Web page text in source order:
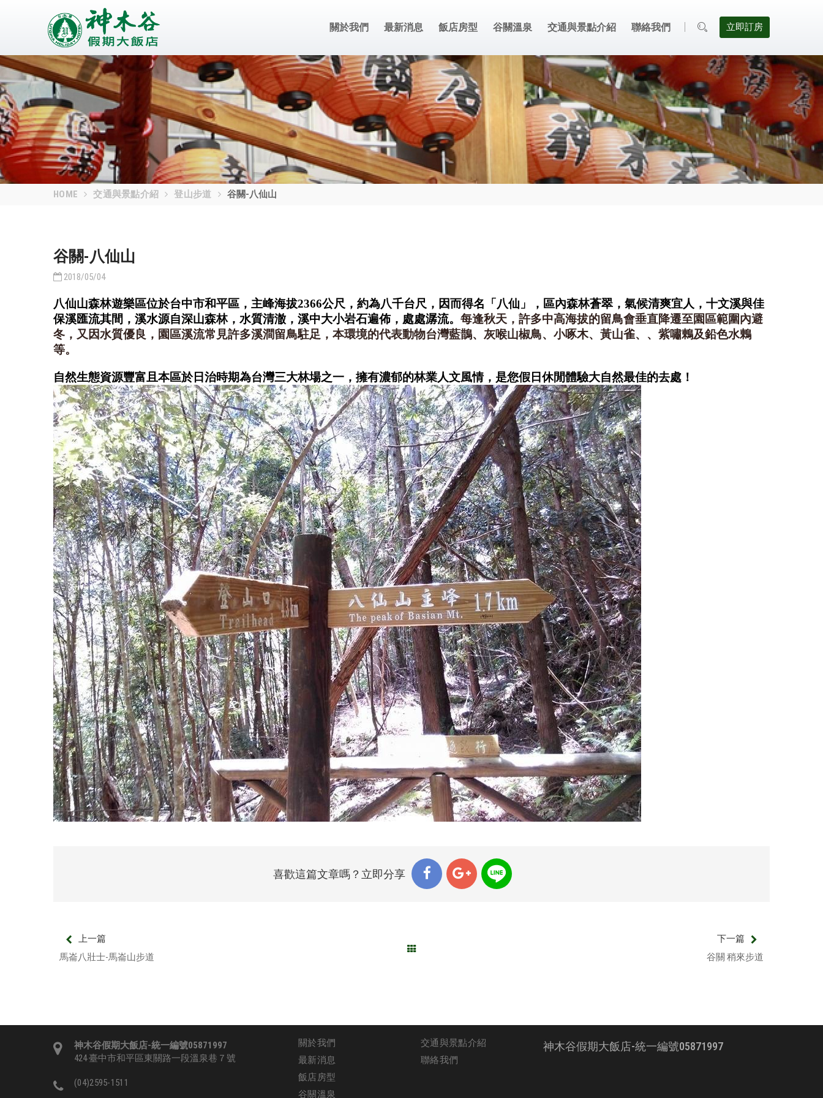
關於我們 最新消息 飯店房型 谷關溫泉 交通與景點介紹 聯絡我們 立即訂房
HOME 交通與景點介紹 登山步道 谷關-八仙山
谷關-八仙山
2018/05/04
八仙山森林遊樂區位於台中市和平區，主峰海拔2366公尺，約為八千台尺，因而得名「八仙」，區內森林蒼翠，氣候清爽宜人，十文溪與佳
保溪匯流其間，溪水源自深山森林，水質清澈，溪中大小岩石遍佈，處處潺流。 每逢秋天，許多中高海拔的留鳥會垂直降遷至園區範圍內避
冬，又因水質優良，園區溪流常見許多溪澗留鳥駐足，本環境的代表動物台灣藍鵲、灰喉山椒鳥、小啄木、黃山雀、 、紫嘯鶇及鉛色水鶇
等。
自然生態資源豐富且本區於日治時期為台灣三大林場之一，擁有濃郁的林業人文風情，是您假日休閒體驗大自然最佳的去處！
喜歡這篇文章嗎？立即分享
上一篇
馬崙八壯士-馬崙山步道
下一篇
谷關 稍來步道
神木谷假期大飯店-統一編號05871997
424 臺中市和平區東關路一段溫泉巷７號
(04)2595-1511
關於我們
最新消息
飯店房型
谷關溫泉
交通與景點介紹
聯絡我們
神木谷假期大飯店-統一編號05871997